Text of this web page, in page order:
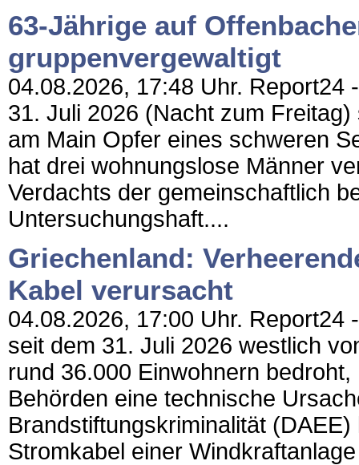
63-Jährige auf
gruppenvergewaltigt
04.08.2026, 17:48 Uhr.
31. Juli 2026 (Nacht zum
am Main Opfer eines schweren
hat drei wohnungslose Männer
Verdachts der gemeinschaftlich
Untersuchungshaft....
Griechenland:
Kabel verursacht
04.08.2026, 17:00 Uhr.
seit dem 31. Juli 2026 westlich
rund 36.000 Einwohnern
Behörden eine technische
Brandstiftungskriminalität
Stromkabel einer